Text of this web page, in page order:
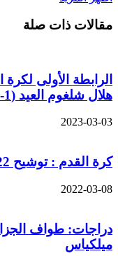
مقالات ذات صلة
الرابطة الأولى
هلال شلغوم العيد (1-0)
2023-03-03
كرة القدم : توشيح 22 حكما رئيسيا بالشارة الفيدرالية
2022-03-08
ميلكياس